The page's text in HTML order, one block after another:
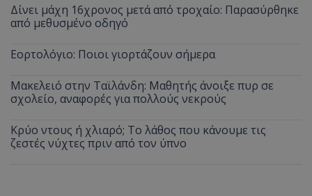
Δίνει μάχη 16χρονος μετά από τροχαίο: Παρασύρθηκε
από μεθυσμένο οδηγό
Εορτολόγιο: Ποιοι γιορτάζουν σήμερα
Μακελειό στην Ταϊλάνδη: Μαθητής άνοιξε πυρ σε
σχολείο, αναφορές για πολλούς νεκρούς
Κρύο ντους ή χλιαρό; Το λάθος που κάνουμε τις
ζεστές νύχτες πριν από τον ύπνο